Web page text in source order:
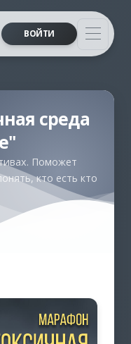
ВОЙТИ
среда
Поможет
кто есть кто